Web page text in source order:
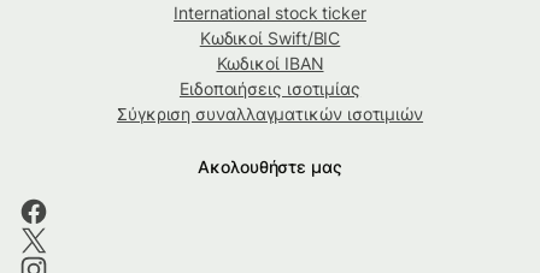
International stock ticker
Κωδικοί Swift/BIC
Κωδικοί IBAN
Ειδοποιήσεις ισοτιμίας
Σύγκριση συναλλαγματικών ισοτιμιών
Ακολουθήστε μας